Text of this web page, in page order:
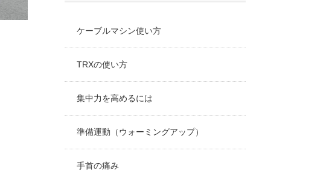
ケーブルマシン使い方
TRXの使い方
集中力を高めるには
準備運動（ウォーミングアップ）
手首の痛み